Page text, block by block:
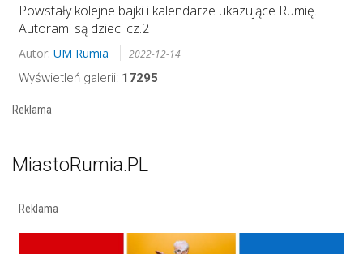
Powstały kolejne bajki i kalendarze ukazujące Rumię.
Autorami są dzieci cz.2
Autor: UM Rumia 2022-12-14
Wyświetleń galerii: 17295
Reklama
MiastoRumia.PL
Reklama